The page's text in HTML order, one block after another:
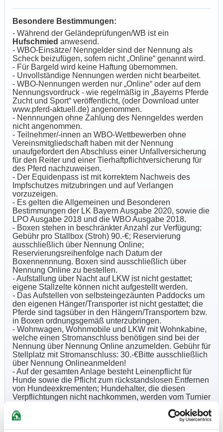
Besondere Bestimmungen:
- Während der Geländeprüfungen/WB ist ein
Hufschmied anwesend.
- WBO-Einsätze/ Nenngelder sind der Nennung als
Scheck beizufügen, sofern nicht „Online“ genannt wird.
- Für Bargeld wird keine Haftung übernommen.
- Unvollständige Nennungen werden nicht bearbeitet.
- WBO-Nennungen werden nur „Online“ oder auf dem
Nennungsvordruck - wie regelmäßig in „Bayerns Pferde
Zucht und Sport“ veröffentlicht, (oder Download unter
www.pferd-aktuell.de) angenommen.
- Nennnungen ohne Zahlung des Nenngeldes werden
nicht angenommen.
- Teilnehmer/-innen an WBO-Wettbewerben ohne
Vereinsmitgliedschaft haben mit der Nennung
unaufgefordert den Abschluss einer Unfallversicherung
für den Reiter und einer Tierhaftpflichtversicherung für
des Pferd nachzuweisen.
- Der Equidenpass ist mit korrektem Nachweis des
Impfschutzes mitzubringen und auf Verlangen
vorzuzeigen.
- Es gelten die Allgemeinen und Besonderen
Bestimmungen der LK Bayern Ausgabe 2020, sowie die
LPO Ausgabe 2018 und die WBO Ausgabe 2018.
- Boxen stehen in beschränkter Anzahl zur Verfügung;
Gebühr pro Stallbox (Stroh) 90.-€; Reservierung
ausschließlich über Nennung Online;
Reservierungsreihenfolge nach Datum der
Boxennennnung. Boxen sind ausschließlich über
Nennung Online zu bestellen.
- Aufstallung über Nacht auf LKW ist nicht gestattet;
eigene Stallzelte können nicht aufgestellt werden.
- Das Aufstellen von selbsteingezäunten Paddocks um
den eigenen Hänger/Transporter ist nicht gestattet; die
Pferde sind tagsüber in den Hängern/Transportern bzw.
in Boxen ordnungsgemäß unterzubringen.
- Wohnwagen, Wohnmobile und LKW mit Wohnkabine,
welche einen Stromanschluss benötigen sind bei der
Nennung über Nennung Online anzumelden. Gebühr für
Stellplatz mit Stromanschluss: 30.-€Bitte ausschließlich
über Nennung Onlineanmelden!
- Auf der gesamten Anlage besteht Leinenpflicht für
Hunde sowie die Pflicht zum rückstandslosen Entfernen
von Hundeexkrementen; Hundehalter, die diesen
Verpflichtungen nicht nachkommen, werden vom Turnier
- Der Veranstalter übernimmt keine Haftung für Unfälle,
Sach- und Vermögensschäden, die Teilnehmern,